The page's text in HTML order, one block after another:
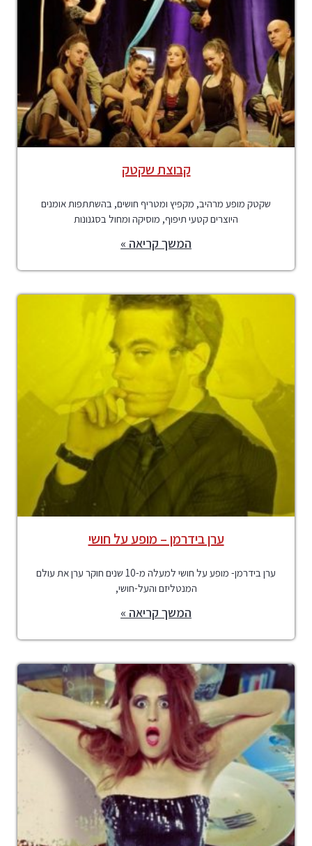
קבוצת שקטק
שקטק מופע מרהיב, מקפיץ ומטריף חושים, בהשתתפות אומנים
היוצרים קטעי תיפוף, מוסיקה ומחול בסגנונות
המשך קריאה »
ערן בידרמן – מופע על חושי
ערן בידרמן- מופע על חושי למעלה מ-10 שנים חוקר ערן את עולם
המנטליזם והעל-חושי,
המשך קריאה »